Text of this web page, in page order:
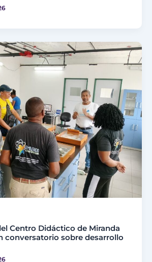
Centro Didáctico de Miranda
conversatorio sobre desarrollo